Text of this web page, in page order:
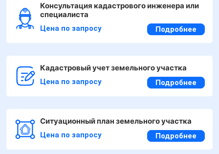
Консультация кадастрового инженера или
специалиста
Цена по запросу Подробнее
Кадастровый учет земельного участка
Цена по запросу Подробнее
Ситуационный план земельного участка
Цена по запросу Подробнее